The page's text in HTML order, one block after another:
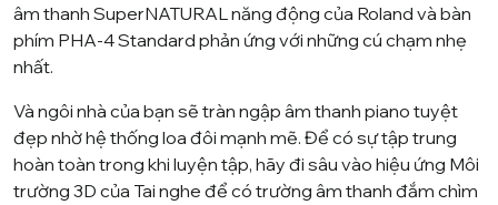
âm thanh SuperNATURAL năng động của Roland và bàn
phím PHA-4 Standard phản ứng với những cú chạm nhẹ
nhất.
Và ngôi nhà của bạn sẽ tràn ngập âm thanh piano tuyệt
đẹp nhờ hệ thống loa đôi mạnh mẽ. Để có sự tập trung
hoàn toàn trong khi luyện tập, hãy đi sâu vào hiệu ứng Môi
trường 3D của Tai nghe để có trường âm thanh đắm chìm